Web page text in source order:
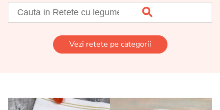
Vezi retete pe categorii